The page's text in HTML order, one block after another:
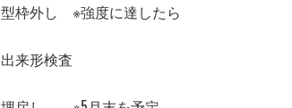
型枠外し ※強度に達したら
出来形検査